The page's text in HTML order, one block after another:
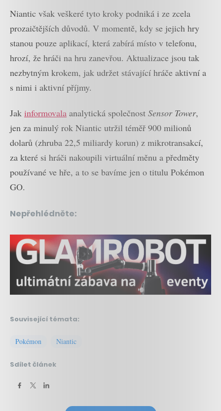
Niantic však veškeré tyto kroky podniká i ze zcela
prozaičtějších důvodů. V momentě, kdy se jejich hry
stanou pouze aplikací, která zabírá místo v telefonu,
hrozí, že hráči na hru zanevřou. Aktualizace jsou tak
nezbytným krokem, jak udržet stávající hráče aktivní a
s nimi i aktivní příjmy.
Jak informovala analytická společnost Sensor Tower,
jen za minulý rok Niantic utržil téměř 900 milionů
dolarů (zhruba 22,5 miliardy korun) z mikrotransakcí,
za které si hráči nakoupili virtuální měnu a předměty
používané ve hře, a to se bavíme jen o titulu Pokémon
GO.
Nepřehlédněte:
Související témata:
Pokémon Niantic
Sdílet článek